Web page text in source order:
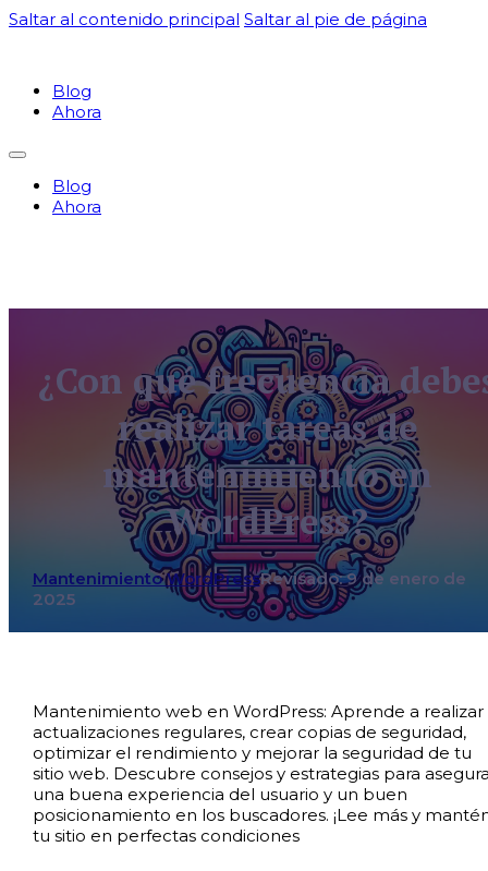
Saltar al contenido principal Saltar al pie de página
Blog
Ahora
Blog
Ahora
¿Con qué frecuencia
realizar tareas de
mantenimiento en
WordPress?
Mantenimiento WordPressRevisado: 9 de enero de
2025
Mantenimiento web en WordPress: Aprende a realizar
actualizaciones regulares, crear copias de seguridad,
optimizar el rendimiento y mejorar la seguridad de tu
sitio web. Descubre consejos y estrategias para
una buena experiencia del usuario y un buen
posicionamiento en los buscadores. ¡Lee más y
tu sitio en perfectas condiciones